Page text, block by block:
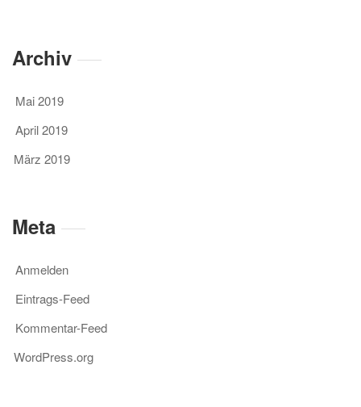
Archiv
Mai 2019
April 2019
März 2019
Meta
Anmelden
Eintrags-Feed
Kommentar-Feed
WordPress.org